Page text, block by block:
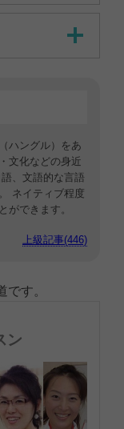
ハングル）をあ
文化などの身近
、文語的な言語
ネイティブ程度
ができます。
上級記事(446)
す。
ン